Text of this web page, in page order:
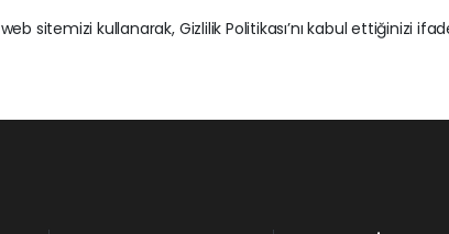
web sitemizi kullanarak, Gizlilik Politikası’nı kabul ettiğinizi